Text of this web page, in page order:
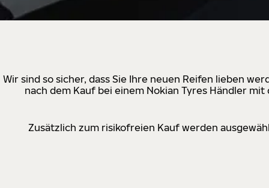
Wir sind so sicher, dass Sie Ihre neuen Reifen lieben
nach dem Kauf bei einem Nokian Tyres Händler
Zusätzlich zum risikofreien Kauf werden